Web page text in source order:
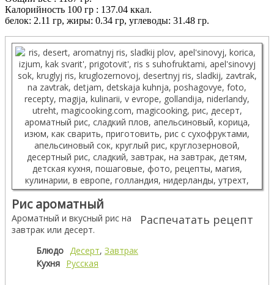
Калорийность 100 гр : 137.04 ккал.
белок: 2.11 гр, жиры: 0.34 гр, углеводы: 31.48 гр.
Рис ароматный
Распечатать рецепт
Ароматный и вкусный рис на
завтрак или десерт.
Блюдо Десерт, Завтрак
Кухня Русская